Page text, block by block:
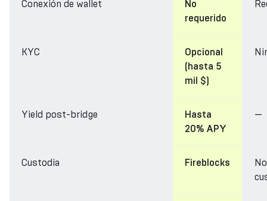
Conexión de wallet
No
requerido
KYC
Opcional
(hasta 5
mil $)
Yield post-bridge
Hasta
20% APY
—
Custodia Fireblocks